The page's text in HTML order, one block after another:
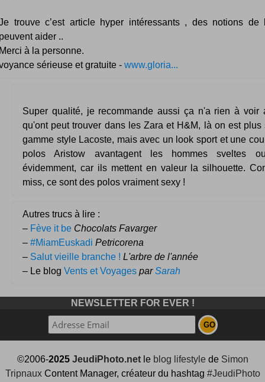
trouve c’est article hyper intéressants , des notions de
aider ..
à la personne.
sérieuse et gratuite - www.gloria...
Super qualité, je recommande aussi ça n'a rien à voir
qu'ont peut trouver dans les Zara et H&M, là on est plus
gamme style Lacoste, mais avec un look sport et une
polos Aristow avantagent les hommes sveltes
évidemment, car ils mettent en valeur la silhouette.
miss, ce sont des polos vraiment sexy !
Autres trucs à lire :
– Fève it be Chocolats Favarger
– #MiamEuskadi Petricorena
– Salut vieille branche ! L'arbre de l'année
– Le blog Vents et Voyages parSarah
NEWSLETTER FOR EVER !
©2006-2025 JeudiPhoto.netle blog lifestylede Simon
TripnauxContent Manager, créateur du hashtag #JeudiPhoto